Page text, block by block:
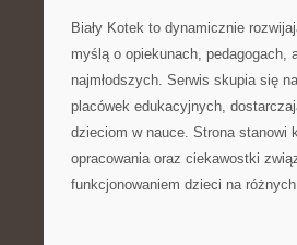
Biały Kotek to dynamicznie
myślą o opiekunach,
najmłodszych. Serwis skupia się
placówek edukacyjnych,
dzieciom w nauce. Strona stanowi
opracowania oraz ciekawostki
funkcjonowaniem dzieci na